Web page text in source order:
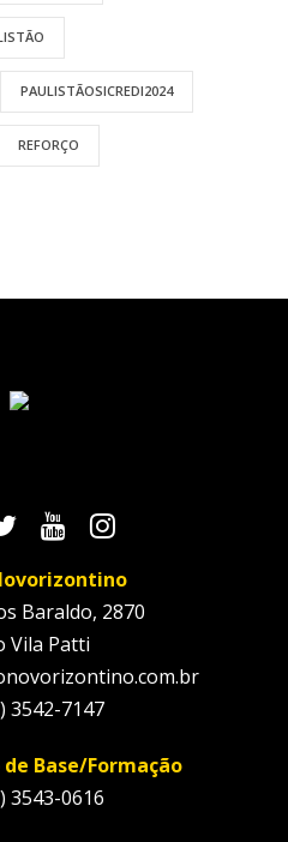
PAULISTÃOSICREDI2024
REFORÇO
Baraldo, 2870
Vila Patti
3542-7147
Base/Formação
3543-0616